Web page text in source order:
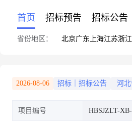
首页 招标预告 招标公告
省份地区： 北京广东 上海江苏浙江
2026-08-06 招标｜招标公告 河北
项目编号 HBSJZLT-